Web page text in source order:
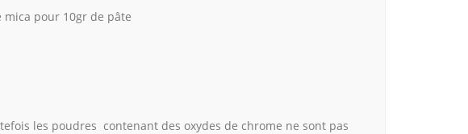
mica pour 10gr de pâte
les poudres contenant des oxydes de chrome ne sont pas